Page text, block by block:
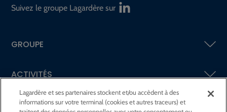
Suivez le groupe Lagardère sur
GROUPE
ACTIVITÉS
ACTIONNAIRES &INVESTISSEURS
Lagardère et ses partenaires stockent et/ou accèdent à des
informations sur votre terminal (cookies et autres traceurs) et